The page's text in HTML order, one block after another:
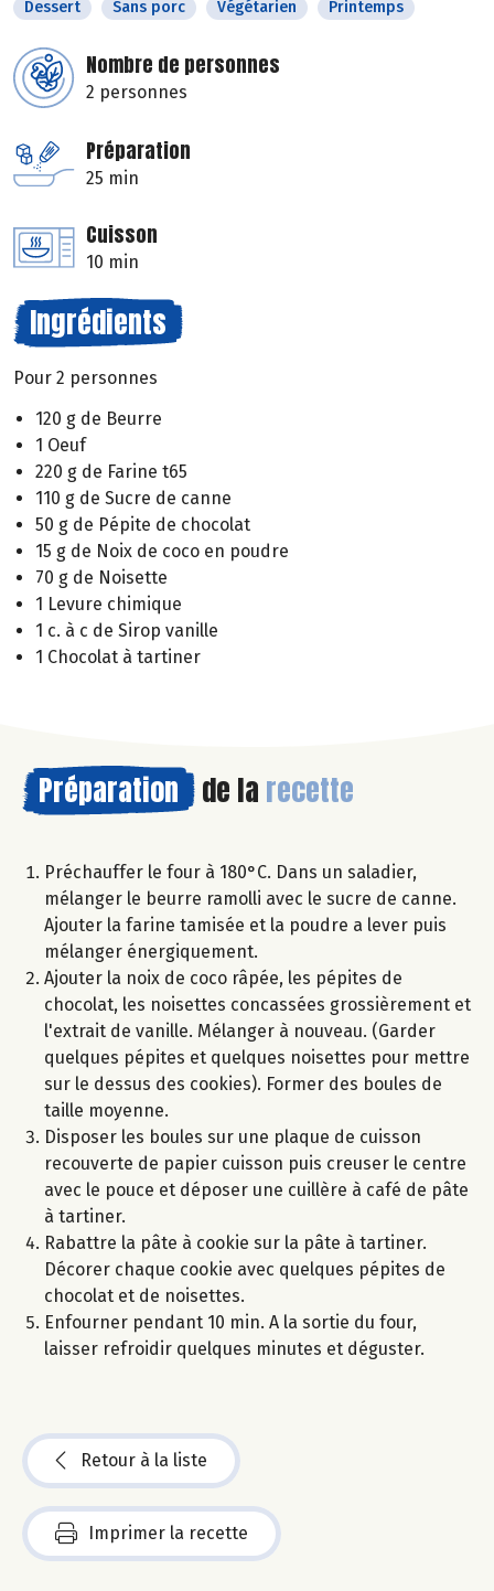
Dessert Sans porc Végétarien Printemps
Nombre de personnes
2 personnes
Préparation
25 min
Cuisson
10 min
Ingrédients
Pour 2 personnes
120 g de Beurre
1 Oeuf
220 g de Farine t65
110 g de Sucre de canne
50 g de Pépite de chocolat
15 g de Noix de coco en poudre
70 g de Noisette
1 Levure chimique
1 c. à c de Sirop vanille
1 Chocolat à tartiner
Préparation de la recette
Préchauffer le four à 180°C. Dans un saladier,
mélanger le beurre ramolli avec le sucre de canne.
Ajouter la farine tamisée et la poudre a lever puis
mélanger énergiquement.
Ajouter la noix de coco râpée, les pépites de
chocolat, les noisettes concassées grossièrement et
l'extrait de vanille. Mélanger à nouveau. (Garder
quelques pépites et quelques noisettes pour mettre
sur le dessus des cookies). Former des boules de
taille moyenne.
Disposer les boules sur une plaque de cuisson
recouverte de papier cuisson puis creuser le centre
avec le pouce et déposer une cuillère à café de pâte
à tartiner.
Rabattre la pâte à cookie sur la pâte à tartiner.
Décorer chaque cookie avec quelques pépites de
chocolat et de noisettes.
Enfourner pendant 10 min. A la sortie du four,
laisser refroidir quelques minutes et déguster.
Retour à la liste
Imprimer la recette